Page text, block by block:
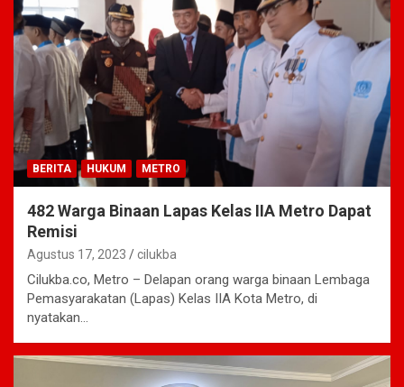
BERITA HUKUM METRO
482 Warga Binaan Lapas Kelas IIA Metro Dapat
Remisi
Agustus 17, 2023 cilukba
Cilukba.co, Metro – Delapan orang warga binaan Lembaga
Pemasyarakatan (Lapas) Kelas IIA Kota Metro, di
nyatakan…